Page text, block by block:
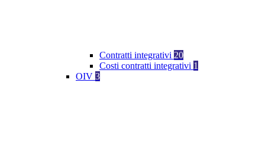
Contratti integrativi 20
Costi contratti integrativi 1
OIV 3